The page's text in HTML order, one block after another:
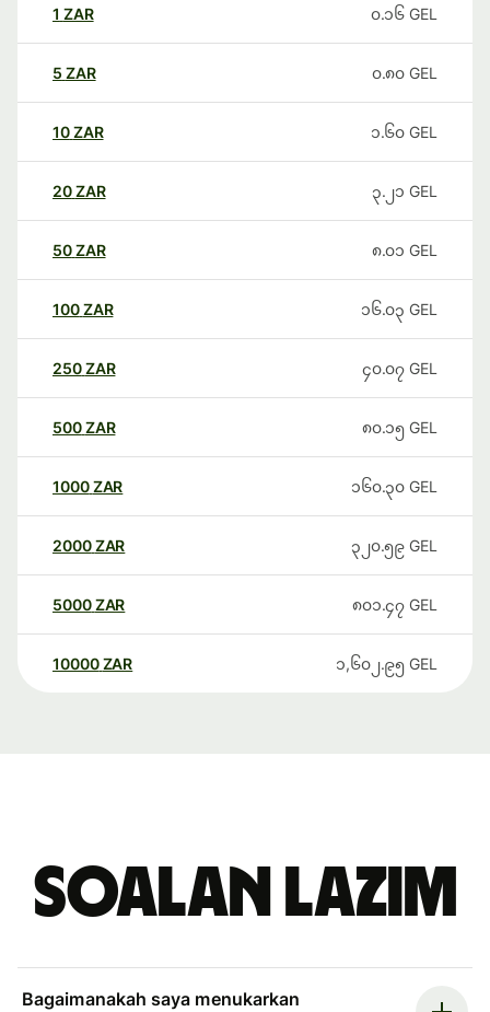
1 ZAR ၀.၁၆ GEL
5 ZAR ၀.၈၀ GEL
10ZAR ၁.၆၀ GEL
20ZAR ၃.၂၁ GEL
50ZAR ၈.၀၁ GEL
100ZAR ၁၆.၀၃ GEL
250ZAR ၄၀.၀၇ GEL
500ZAR ၈၀.၁၅ GEL
1000ZAR ၁၆၀.၃၀ GEL
2000ZAR ၃၂၀.၅၉ GEL
5000ZAR ၈၀၁.၄၇ GEL
10000 ZAR ၁,၆၀၂.၉၅ GEL
Soalan Lazim
Bagaimanakah saya menukarkan